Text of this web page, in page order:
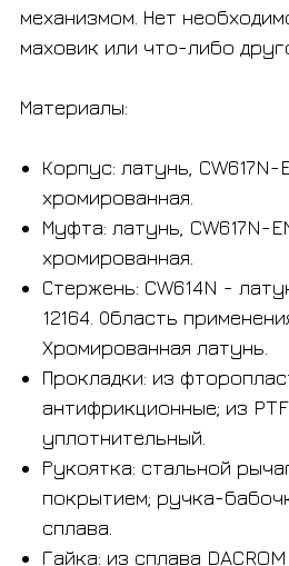
механизмом. Нет
маховик или что-либо
Материалы:
Корпус: латунь, CW617N-
хромированная.
Муфта: латунь, CW617N-
хромированная.
Стержень: CW614N -
12164. Область
Хромированная латунь.
Прокладки: из
антифрикционные; из
уплотнительный.
Рукоятка: стальной
покрытием; ручка-
сплава.
Гайка: из сплава